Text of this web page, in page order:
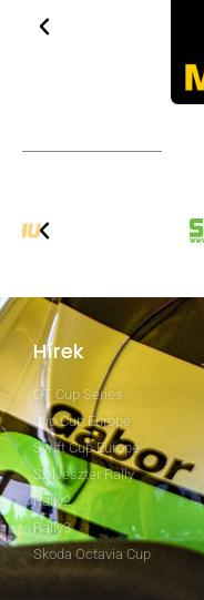
Hírek
GT Cup Series
Clio Cup Europe
Swift Cup Europe
Szilveszter Rally
Rally2
Rally3
Skoda Octavia Cup